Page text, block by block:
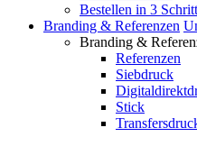
Bestellen in 3
Branding & Referenzen
Branding &
Referenzen
Siebdruck
Stick